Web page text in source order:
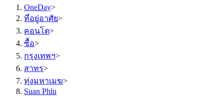
OneDay>
ที่อยู่อาศัย>
คอนโด>
ซื้อ>
กรุงเทพฯ>
สาทร>
ทุ่งมหาเมฆ>
Suan Phlu